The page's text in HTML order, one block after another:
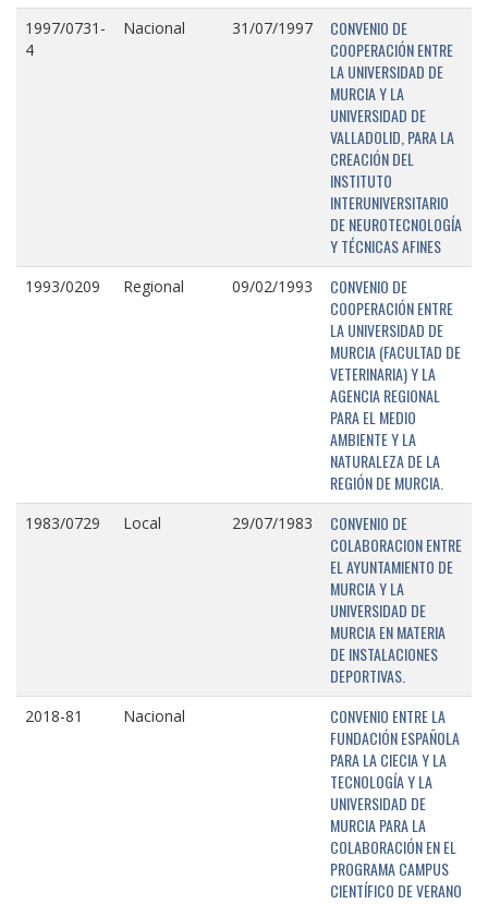
1997/0731-
4
Nacional 31/07/1997
CONVENIO DE
COOPERACIÓN ENTRE
LA UNIVERSIDAD DE
MURCIA Y LA
UNIVERSIDAD DE
VALLADOLID, PARA LA
CREACIÓN DEL
INSTITUTO
INTERUNIVERSITARIO
DE NEUROTECNOLOGÍA
Y TÉCNICAS AFINES
1993/0209 Regional 09/02/1993
CONVENIO DE
COOPERACIÓN ENTRE
LA UNIVERSIDAD DE
MURCIA (FACULTAD DE
VETERINARIA) Y LA
AGENCIA REGIONAL
PARA EL MEDIO
AMBIENTE Y LA
NATURALEZA DE LA
REGIÓN DE MURCIA.
1983/0729 Local 29/07/1983
CONVENIO DE
COLABORACION ENTRE
EL AYUNTAMIENTO DE
MURCIA Y LA
UNIVERSIDAD DE
MURCIA EN MATERIA
DE INSTALACIONES
DEPORTIVAS.
2018-81 Nacional
CONVENIO ENTRE LA
FUNDACIÓN ESPAÑOLA
PARA LA CIECIA Y LA
TECNOLOGÍA Y LA
UNIVERSIDAD DE
MURCIA PARA LA
COLABORACIÓN EN EL
PROGRAMA CAMPUS
CIENTÍFICO DE VERANO